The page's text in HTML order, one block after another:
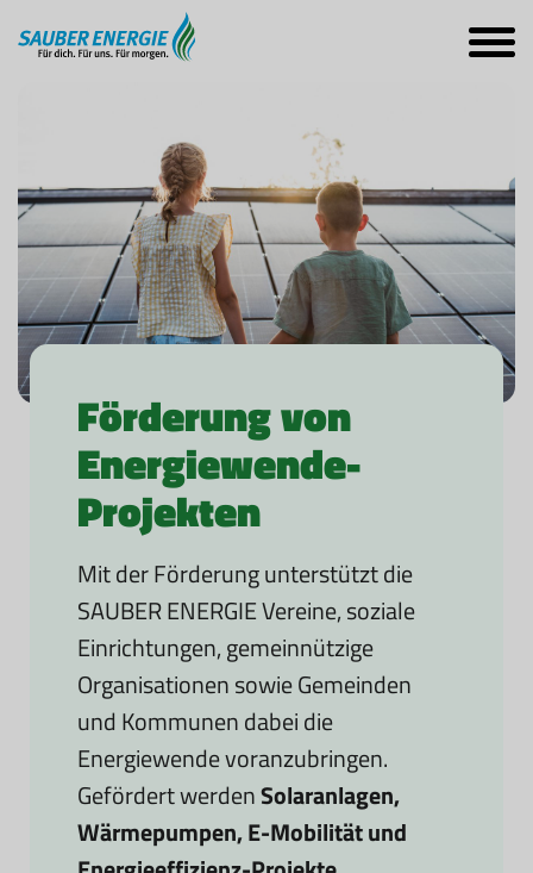
Förderung von
Energiewende-
Projekten
Mit der Förderung unterstützt die
SAUBER ENERGIE Vereine, soziale
Einrichtungen, gemeinnützige
Organisationen sowie Gemeinden
und Kommunen dabei die
Energiewende voranzubringen.
Gefördert werdenSolaranlagen,
Wärmepumpen, E-Mobilität und